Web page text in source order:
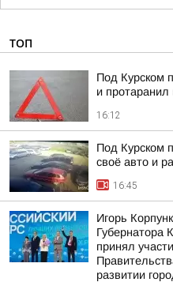
ТОП
Под Курском
и
16:12
Под Курском
своё авто и
16:45
Игорь
Губернатора
принял
развитии